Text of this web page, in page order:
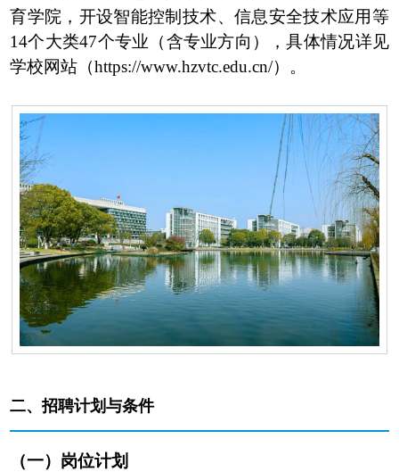
育学院，开设智能控制技术、信息安全技术应用等
14个大类47个专业（含专业方向），具体情况详见
学校网站（https://www.hzvtc.edu.cn/）。
二、招聘计划与条件
（一）岗位计划